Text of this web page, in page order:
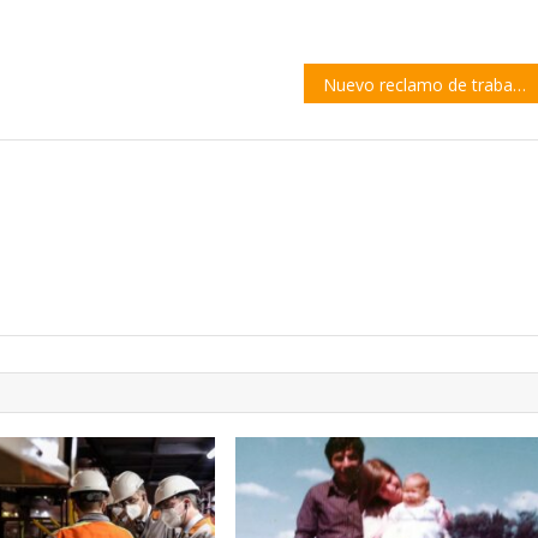
Nuevo reclamo de trabajadores de la EEMPA N° 1330 para que se habiliten las inscripciones